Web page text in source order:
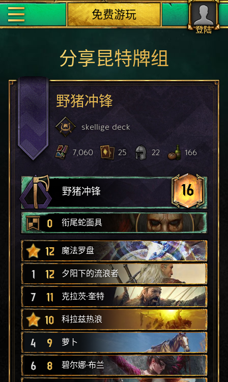
登陆
免费游玩
分享昆特牌组
野猪冲锋
skellige deck
7,060 25 22 166
野猪冲锋 16
0 衔尾蛇面具
12 魔法罗盘
1 12 夕阳下的流浪者
7 11 克拉茨·奎特
10 科拉兹热浪
4 9 萝卜
6 8 碧尔娜·布兰